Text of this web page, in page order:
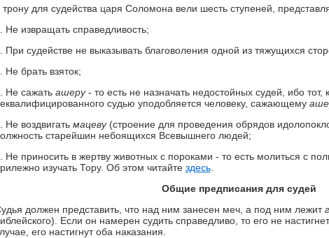
трону для судейства царя Соломона вели шесть ступеней,
Не извращать справедливость;
При судействе не выказывать благоволения одной из тяжущихся
Не брать взяток;
Не сажать ашеру- то есть не назначать недостойных судей, ибо тот,
судью уподобляется человеку, сажающему
Не воздвигать мацеву(строение для проведения обрядов
старейшин небоящихся Всевышнего людей;
Не приносить в жертву животных с пороками - то есть молиться с
изучать Тору. Об этом читайте здесь.
Общие предписания для судей
должен представить, что над ним занесен меч, а под ним лежит
Если он намерен судить справедливо, то его не
его настигнут оба наказания.